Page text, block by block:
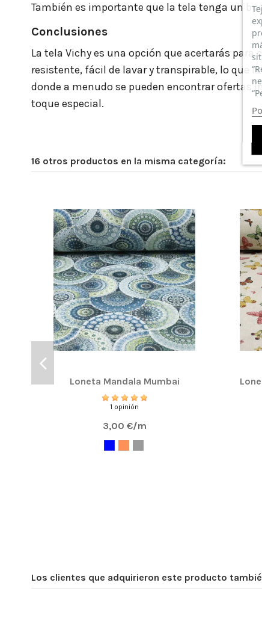
También es importante que la tela tenga un
Conclusiones
La tela Vichy es una opción que acertarás
resistente, fácil de lavar y transpirable, lo que
donde a menudo se pueden encontrar ofertas
toque especial.
M. REMEDIOS Ven14/03/2026 Tela Vichy Cuadro Mediano
Compra Verificada
MUY UTIL PARA TODO TIPO DE USOS COMO
(5/5) GRAN CALIDAD
PorMARIOLA Gen11/12/2024 Tela Vichy Cuadro Mediano
Compra Verificada
Puntuación total:
Puntuación total:
VICHY
LA
SUPER
CUADRITOS
16 otros productos en la misma categoría:
Loneta Mandala Mumbai
1 opinión
3,00 €/m
Los clientes que adquirieron este producto